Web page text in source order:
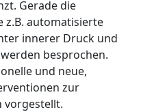
Gerade die
z.B. automatisierte
innerer Druck und
besprochen.
und neue,
zur
vorgestellt.